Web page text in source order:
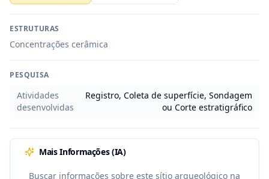
ESTRUTURAS
Concentrações cerâmica
PESQUISA
Atividades
desenvolvidas
Registro, Coleta de superfície, Sondagem
ou Corte estratigráfico
Mais Informações (IA)
Buscar informações sobre este sítio arqueológico na